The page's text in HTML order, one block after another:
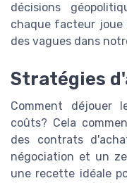
décisions
chaque facteur joue
des vagues dans
Stratégies
Comment déjouer
coûts? Cela
des contrats
négociation et un
une recette idéale